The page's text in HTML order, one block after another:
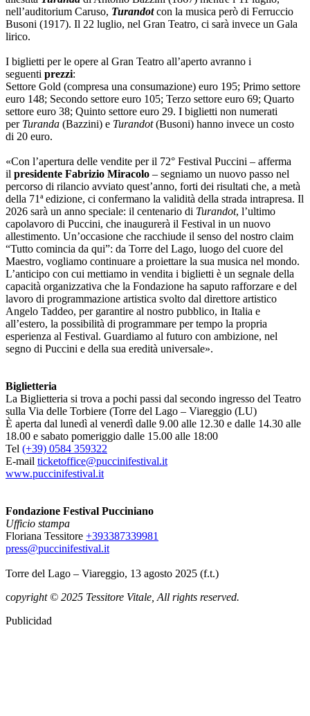
nell’auditorium Caruso, Turandotcon la musica però di Ferruccio
Busoni (1917). Il 22 luglio, nel Gran Teatro, ci sarà invece un Gala
lirico.
I biglietti per le opere al Gran Teatro all’aperto avranno i
seguenti prezzi:
Settore Gold (compresa una consumazione) euro 195; Primo settore
euro 148; Secondo settore euro 105; Terzo settore euro 69; Quarto
settore euro 38; Quinto settore euro 29. I biglietti non numerati
per Turanda (Bazzini) e Turandot(Busoni) hanno invece un costo
di 20 euro.
«Con l’apertura delle vendite per il 72° Festival Puccini – afferma
il presidente Fabrizio Miracolo – segniamo un nuovo passo nel
percorso di rilancio avviato quest’anno, forti dei risultati che, a metà
della 71ª edizione, ci confermano la validità della strada intrapresa. Il
2026 sarà un anno speciale: il centenario di Turandot, l’ultimo
capolavoro di Puccini, che inaugurerà il Festival in un nuovo
allestimento. Un’occasione che racchiude il senso del nostro claim
“Tutto comincia da qui”: da Torre del Lago, luogo del cuore del
Maestro, vogliamo continuare a proiettare la sua musica nel mondo.
L’anticipo con cui mettiamo in vendita i biglietti è un segnale della
capacità organizzativa che la Fondazione ha saputo rafforzare e del
lavoro di programmazione artistica svolto dal direttore artistico
Angelo Taddeo, per garantire al nostro pubblico, in Italia e
all’estero, la possibilità di programmare per tempo la propria
esperienza al Festival. Guardiamo al futuro con ambizione, nel
segno di Puccini e della sua eredità universale».
Biglietteria
La Biglietteria si trova a pochi passi dal secondo ingresso del Teatro
sulla Via delle Torbiere (Torre del Lago – Viareggio (LU)
È aperta dal lunedì al venerdì dalle 9.00 alle 12.30 e dalle 14.30 alle
18.00 e sabato pomeriggio dalle 15.00 alle 18:00
Tel (+39) 0584 359322
E-mail ticketoffice@puccinifestival.it
www.puccinifestival.it
Fondazione Festival Pucciniano
Ufficio stampa
Floriana Tessitore +393387339981
press@puccinifestival.it
Torre del Lago – Viareggio, 13 agosto 2025 (f.t.)
copyright © 2025 Tessitore Vitale, All rights reserved.
Publicidad